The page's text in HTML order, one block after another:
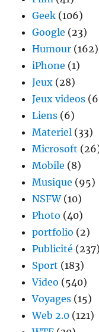
Geek (106)
Google (23)
Humour (162)
iPhone (1)
Jeux (28)
Jeux videos
Liens (6)
Materiel (33)
Microsoft
Mobile (8)
Musique (95)
NSFW(10)
Photo (40)
portfolio (2)
Publicité (237)
Sport (183)
Video (540)
Voyages (15)
Web 2.0 (121)